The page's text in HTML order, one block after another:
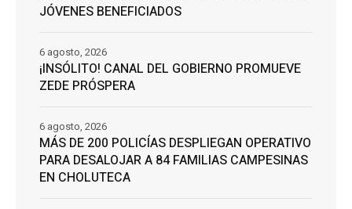
JÓVENES BENEFICIADOS
¡INSÓLITO! CANAL DEL GOBIERNO PROMUEVE
ZEDE PRÓSPERA
6 agosto, 2026
MÁS DE 200 POLICÍAS DESPLIEGAN OPERATIVO
PARA DESALOJAR A 84 FAMILIAS CAMPESINAS
EN CHOLUTECA
6 agosto, 2026